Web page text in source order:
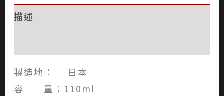
描述
製造地： 日本
容 量：110ml